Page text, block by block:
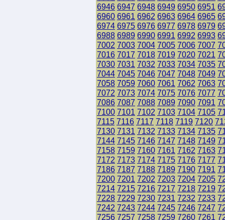
6946 6947 6948 6949 6950 6951
6960 6961 6962 6963 6964 6965
6974 6975 6976 6977 6978 6979
6988 6989 6990 6991 6992 6993
7002 7003 7004 7005 7006 7007
7016 7017 7018 7019 7020 7021
7030 7031 7032 7033 7034 7035
7044 7045 7046 7047 7048 7049
7058 7059 7060 7061 7062 7063
7072 7073 7074 7075 7076 7077
7086 7087 7088 7089 7090 7091
7100 7101 7102 7103 7104 7105
7115 7116 7117 7118 7119 7120
7130 7131 7132 7133 7134 7135
7144 7145 7146 7147 7148 7149
7158 7159 7160 7161 7162 7163
7172 7173 7174 7175 7176 7177
7186 7187 7188 7189 7190 7191
7200 7201 7202 7203 7204 7205
7214 7215 7216 7217 7218 7219
7228 7229 7230 7231 7232 7233
7242 7243 7244 7245 7246 7247
7256 7257 7258 7259 7260 7261